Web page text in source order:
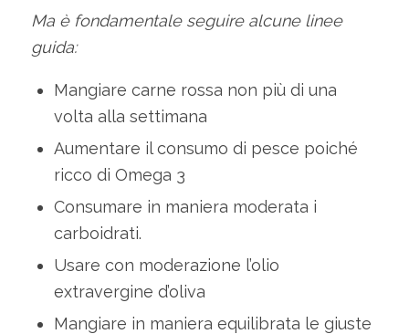
Ma è fondamentale seguire alcune linee
guida:
Mangiare carne rossa non più di una
volta alla settimana
Aumentare il consumo di pesce poiché
ricco di Omega 3
Consumare in maniera moderata i
carboidrati.
Usare con moderazione l’olio
extravergine d’oliva
Mangiare in maniera equilibrata le giuste